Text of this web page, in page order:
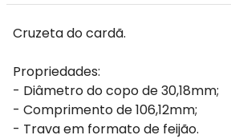
Cruzeta do cardã.
Propriedades:
- Diâmetro do copo de 30,18mm;
- Comprimento de 106,12mm;
- Trava em formato de feijão.